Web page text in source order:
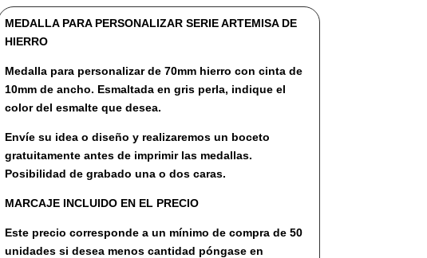
cantidad
MEDALLA PARA PERSONALIZAR SERIE ARTEMISA DE
HIERRO
Medalla para personalizar de 70mm hierro con cinta de
10mm de ancho. Esmaltada en gris perla, indique el
color del esmalte que desea.
Envíe su idea o diseño y realizaremos un boceto
gratuitamente antes de imprimir las medallas.
Posibilidad de grabado una o dos caras.
MARCAJE INCLUIDO EN EL PRECIO
Este precio corresponde a un mínimo de compra de 50
unidades si desea menos cantidad póngase en